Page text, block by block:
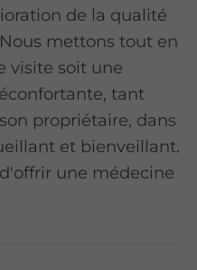
de la qualité
mettons tout en
visite soit une
tant
propriétaire, dans
et bienveillant.
une médecine